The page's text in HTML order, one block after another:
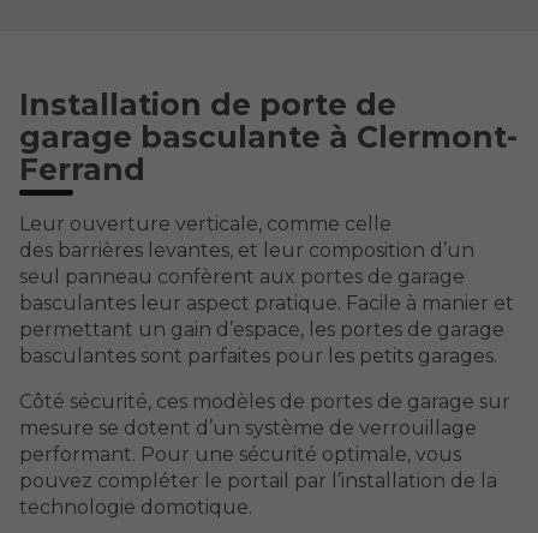
Installation de porte de
garage basculante à Clermont-
Ferrand
Leur ouverture verticale, comme celle
des barrières levantes, et leur composition d’un
seul panneau confèrent aux portes de garage
basculantes leur aspect pratique. Facile à manier et
permettant un gain d’espace, les portes de garage
basculantes sont parfaites pour les petits garages.
Côté sécurité, ces modèles de portes de garage sur
mesure se dotent d’un système de verrouillage
performant. Pour une sécurité optimale, vous
pouvez compléter le portail par l’installation de la
technologie domotique.